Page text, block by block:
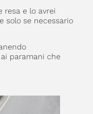
resa e lo avrei
solo se necessario
paramani che